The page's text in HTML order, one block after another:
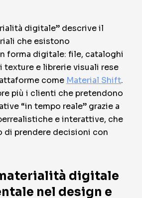
digitale” descrive il
che esistono
forma digitale: file, cataloghi
texture e librerie visuali rese
come Material Shift.
più i clienti che pretendono
“in tempo reale” grazie a
e interattive, che
di prendere decisioni con
digitale
nel design e